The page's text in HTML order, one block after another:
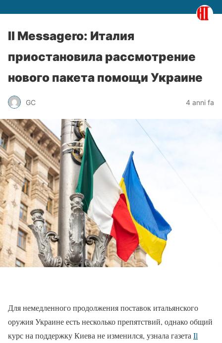
Il Messagero: Италия
приостановила рассмотрение
нового пакета помощи Украине
GC 4 anni fa
Для немедленного продолжения поставок итальянского
оружия Украине есть несколько препятствий, однако общий
курс на поддержку Киева не изменился, узнала газета Il